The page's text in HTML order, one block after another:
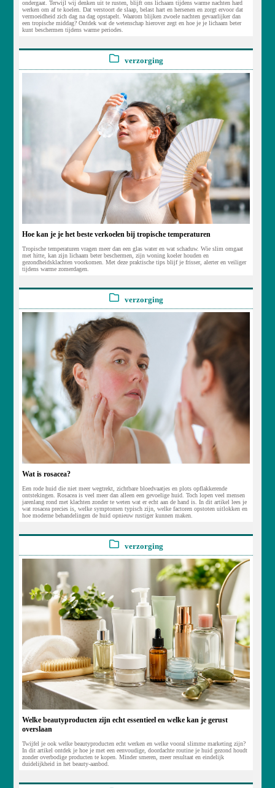
ondergaat. Terwijl wij denken uit te rusten, blijft ons lichaam tijdens warme nachten hard
werken om af te koelen. Dat verstoort de slaap, belast hart en hersenen en zorgt ervoor dat
vermoeidheid zich dag na dag opstapelt. Waarom blijken zwoele nachten gevaarlijker dan
een tropische middag? Ontdek wat de wetenschap hierover zegt en hoe je je lichaam beter
kunt beschermen tijdens warme periodes.
verzorging
Hoe kan je je het beste verkoelen bij tropische temperaturen
Tropische temperaturen vragen meer dan een glas water en wat schaduw. Wie slim omgaat
met hitte, kan zijn lichaam beter beschermen, zijn woning koeler houden en
gezondheidsklachten voorkomen. Met deze praktische tips blijf je frisser, alerter en veiliger
tijdens warme zomerdagen.
verzorging
Wat is rosacea?
Een rode huid die niet meer wegtrekt, zichtbare bloedvaatjes en plots opflakkerende
ontstekingen. Rosacea is veel meer dan alleen een gevoelige huid. Toch lopen veel mensen
jarenlang rond met klachten zonder te weten wat er echt aan de hand is. In dit artikel lees je
wat rosacea precies is, welke symptomen typisch zijn, welke factoren opstoten uitlokken en
hoe moderne behandelingen de huid opnieuw rustiger kunnen maken.
verzorging
Welke beautyproducten zijn echt essentieel en welke kan je gerust
overslaan
Twijfel je ook welke beautyproducten echt werken en welke vooral slimme marketing zijn?
In dit artikel ontdek je hoe je met een eenvoudige, doordachte routine je huid gezond houdt
zonder overbodige producten te kopen. Minder smeren, meer resultaat en eindelijk
duidelijkheid in het beauty-aanbod.